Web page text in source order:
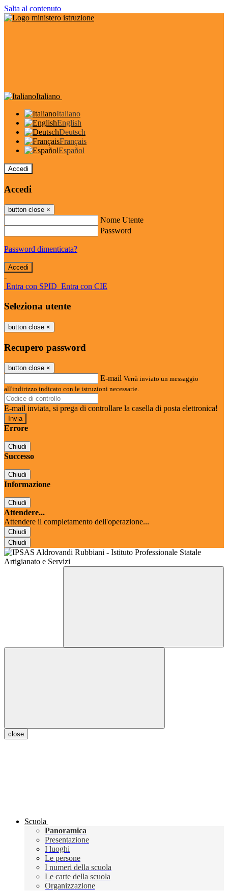
Salta al contenuto
Italiano
Italiano
English
Deutsch
Français
Español
Accedi
Accedi
button close ×
Nome Utente
Password
Password dimenticata?
-
Entra con SPID Entra con CIE
Seleziona utente
button close ×
Recupero password
button close ×
E-mail Verrà inviato un messaggio
all'indirizzo indicato con le istruzioni necessarie.
E-mail inviata, si prega di controllare la casella di posta elettronica!
Errore
Chiudi
Successo
Chiudi
Informazione
Chiudi
Attendere...
Attendere il completamento dell'operazione...
Chiudi
Chiudi
close
Scuola
Panoramica
Presentazione
I luoghi
Le persone
I numeri della scuola
Le carte della scuola
Organizzazione